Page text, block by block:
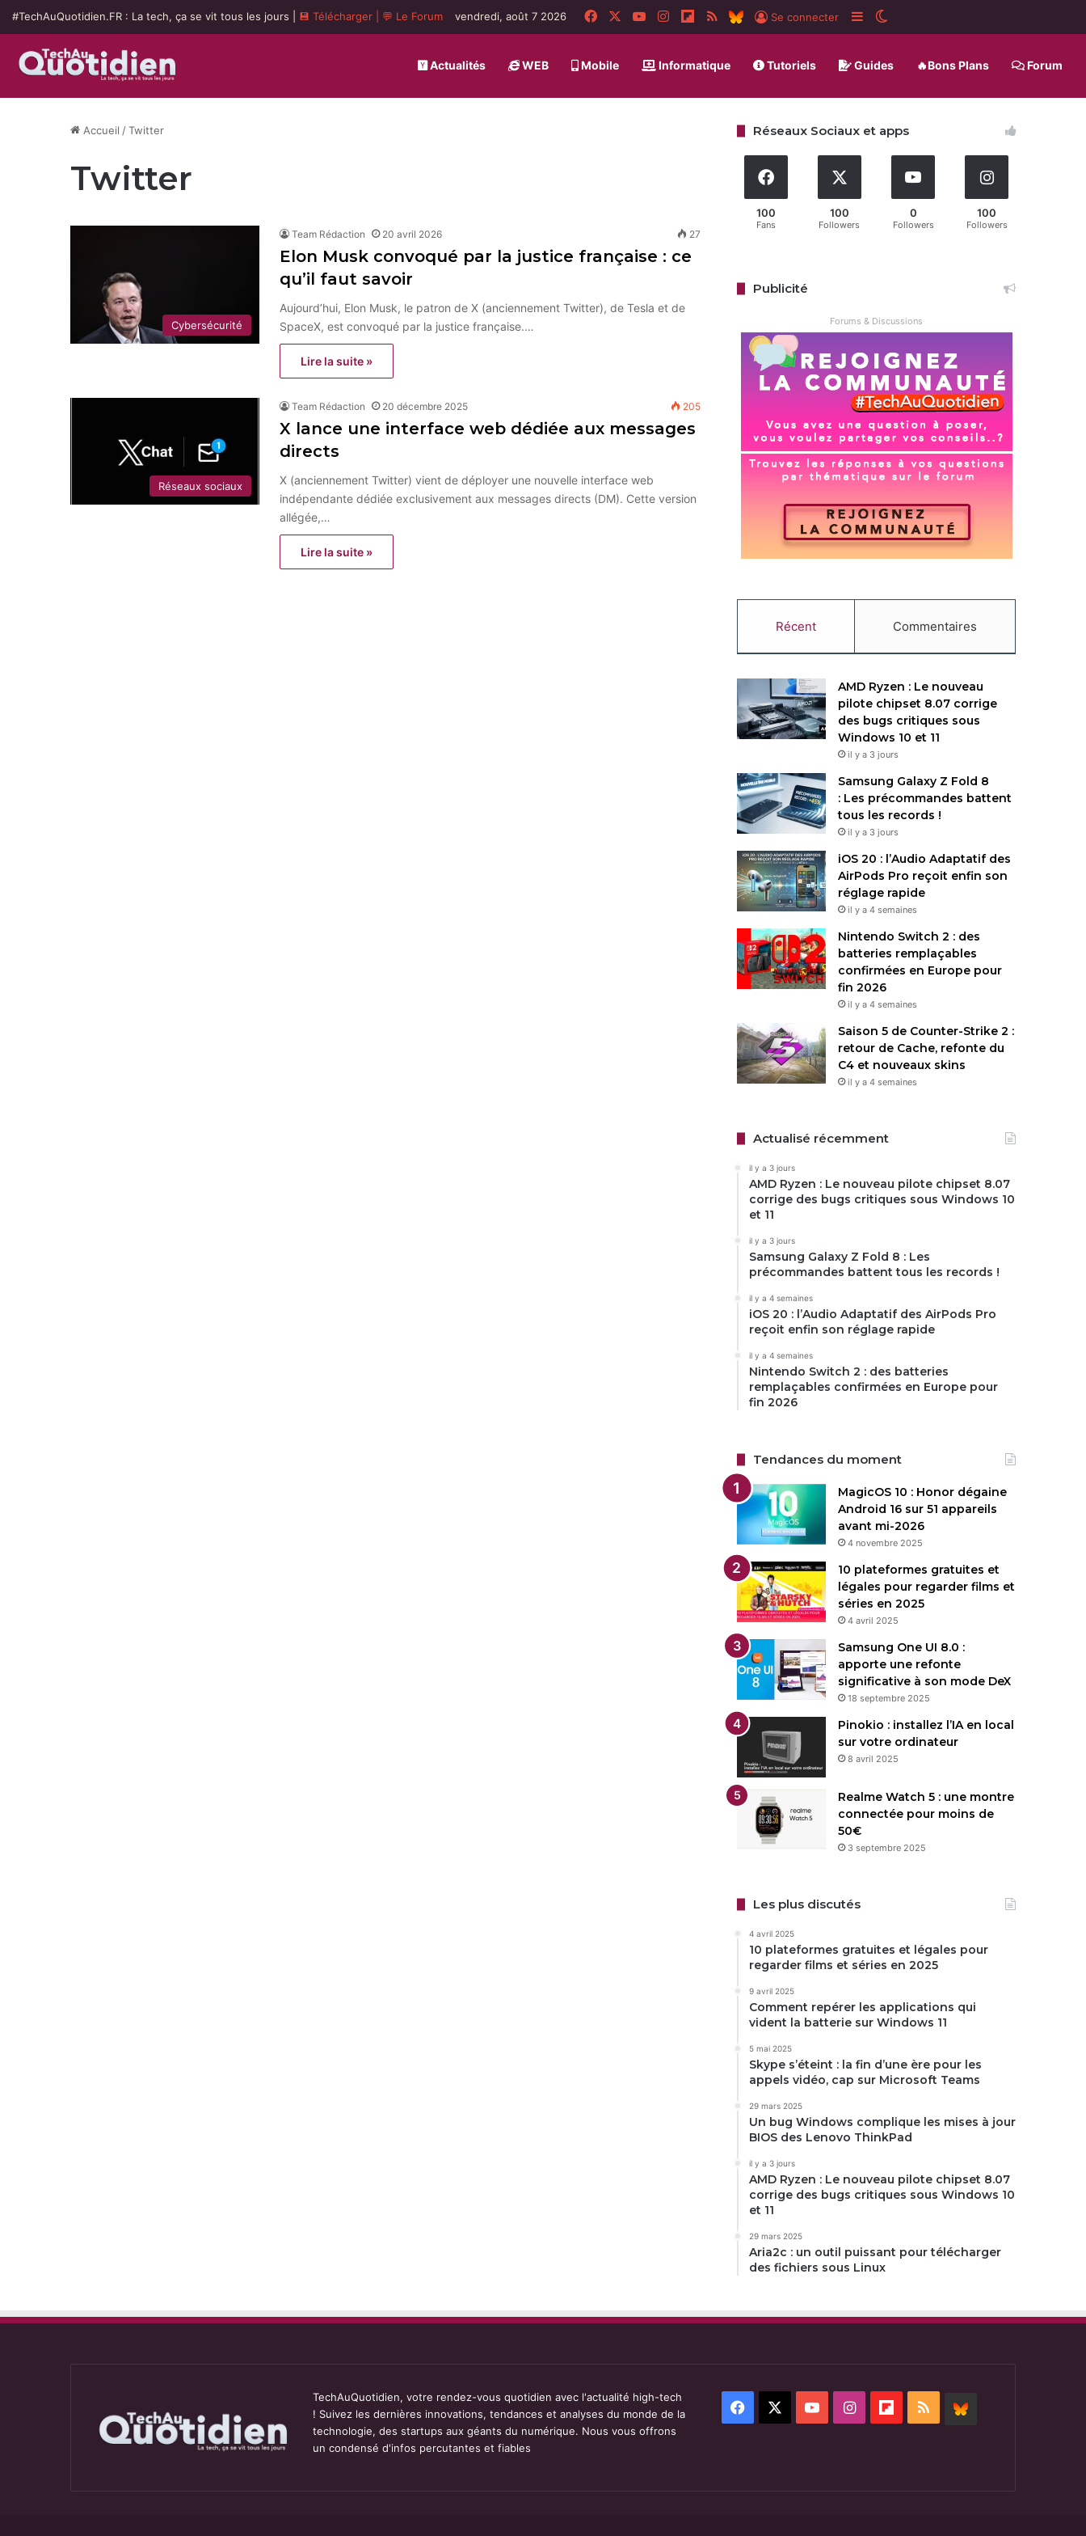
#TechAuQuotidien.FR : La tech, ça se vit tous les jours | 💾 Télécharger 💬 Le Forum vendredi, août 7 2026 FacebookYouTubeInstagramFlipboard
RSS BlueSky
Se connecter Sidebar (barre latérale)
Actualités WEB Mobile Informatique Tutoriels Guides 🔥Bons Plans Forum
Accueil /Twitter
Twitter
Cybersécurité
Team Rédaction 20 avril 2026 27
Elon Musk convoqué par la justice française : ce
qu’il faut savoir
Aujourd’hui, Elon Musk, le patron de X (anciennement Twitter), de Tesla et de
SpaceX, est convoqué par la justice française.…
Lire la suite »
Réseaux sociaux
Team Rédaction 20 décembre 2025 205
X lance une interface web dédiée aux messages
directs
X (anciennement Twitter) vient de déployer une nouvelle interface web
indépendante dédiée exclusivement aux messages directs (DM). Cette version
allégée,…
Lire la suite »
Réseaux Sociaux et apps
100
Fans
100
Followers
0
Followers
100
Followers
Publicité
Forums & Discussions
Récent Commentaires
AMD Ryzen : Le nouveau
pilote chipset 8.07 corrige
des bugs critiques sous
Windows 10 et 11
il y a 3 jours
Samsung Galaxy Z Fold 8
: Les précommandes battent
tous les records !
il y a 3 jours
iOS 20 : l’Audio Adaptatif des
AirPods Pro reçoit enfin son
réglage rapide
il y a 4 semaines
Nintendo Switch 2 : des
batteries remplaçables
confirmées en Europe pour
fin 2026
il y a 4 semaines
Saison 5 de Counter-Strike 2 :
retour de Cache, refonte du
C4 et nouveaux skins
il y a 4 semaines
Actualisé récemment
il y a 3 jours
AMD Ryzen : Le nouveau pilote chipset 8.07
corrige des bugs critiques sous Windows 10
et 11
il y a 3 jours
Samsung Galaxy Z Fold 8 : Les
précommandes battent tous les records !
il y a 4 semaines
iOS 20 : l’Audio Adaptatif des AirPods Pro
reçoit enfin son réglage rapide
il y a 4 semaines
Nintendo Switch 2 : des batteries
remplaçables confirmées en Europe pour
fin 2026
Tendances du moment
MagicOS 10 : Honor dégaine
Android 16 sur 51 appareils
avant mi-2026
4 novembre 2025
10 plateformes gratuites et
légales pour regarder films et
séries en 2025
4 avril 2025
Samsung One UI 8.0 :
apporte une refonte
significative à son mode DeX
18 septembre 2025
Pinokio : installez l’IA en local
sur votre ordinateur
8 avril 2025
Realme Watch 5 : une montre
connectée pour moins de
50€
3 septembre 2025
Les plus discutés
4 avril 2025
10 plateformes gratuites et légales pour
regarder films et séries en 2025
9 avril 2025
Comment repérer les applications qui
vident la batterie sur Windows 11
5 mai 2025
Skype s’éteint : la fin d’une ère pour les
appels vidéo, cap sur Microsoft Teams
29 mars 2025
Un bug Windows complique les mises à jour
BIOS des Lenovo ThinkPad
il y a 3 jours
AMD Ryzen : Le nouveau pilote chipset 8.07
corrige des bugs critiques sous Windows 10
et 11
29 mars 2025
Aria2c : un outil puissant pour télécharger
des fichiers sous Linux
TechAuQuotidien, votre rendez-vous quotidien avec l'actualité high-tech
! Suivez les dernières innovations, tendances et analyses du monde de la
technologie, des startups aux géants du numérique. Nous vous offrons
un condensé d'infos percutantes et fiables
Facebook YouTubeInstagramFlipboard
RSS